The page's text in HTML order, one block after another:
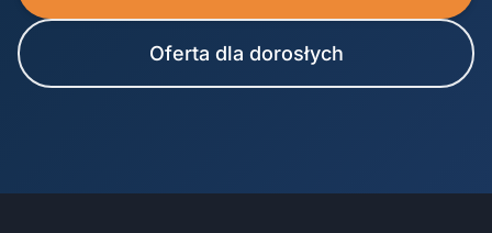
Oferta dla dorosłych